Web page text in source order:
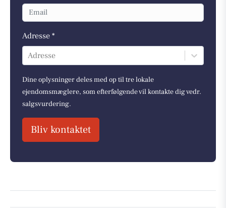
Adresse *
Adresse
Dine oplysninger deles med op til tre lokale
ejendomsmæglere, som efterfølgende vil kontakte dig vedr.
salgsvurdering.
Bliv kontaktet